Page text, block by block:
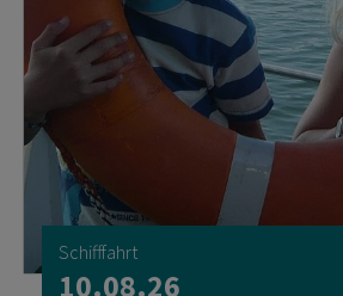
Schifffahrt
10.08.26